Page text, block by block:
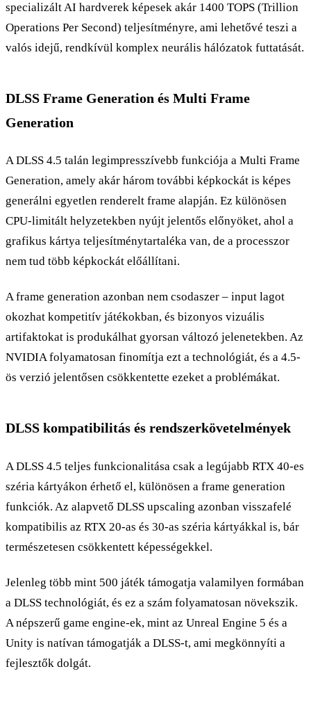
specializált AI hardverek képesek akár 1400 TOPS (Trillion
Operations Per Second) teljesítményre, ami lehetővé teszi a
valós idejű, rendkívül komplex neurális hálózatok futtatását.
DLSS Frame Generation és Multi Frame
Generation
A DLSS 4.5 talán legimpresszívebb funkciója a Multi Frame
Generation, amely akár három további képkockát is képes
generálni egyetlen renderelt frame alapján. Ez különösen
CPU-limitált helyzetekben nyújt jelentős előnyöket, ahol a
grafikus kártya teljesítménytartaléka van, de a processzor
nem tud több képkockát előállítani.
A frame generation azonban nem csodaszer – input lagot
okozhat kompetitív játékokban, és bizonyos vizuális
artifaktokat is produkálhat gyorsan változó jelenetekben. Az
NVIDIA folyamatosan finomítja ezt a technológiát, és a 4.5-
ös verzió jelentősen csökkentette ezeket a problémákat.
DLSS kompatibilitás és rendszerkövetelmények
A DLSS 4.5 teljes funkcionalitása csak a legújabb RTX 40-es
széria kártyákon érhető el, különösen a frame generation
funkciók. Az alapvető DLSS upscaling azonban visszafelé
kompatibilis az RTX 20-as és 30-as széria kártyákkal is, bár
természetesen csökkentett képességekkel.
Jelenleg több mint 500 játék támogatja valamilyen formában
a DLSS technológiát, és ez a szám folyamatosan növekszik.
A népszerű game engine-ek, mint az Unreal Engine 5 és a
Unity is natívan támogatják a DLSS-t, ami megkönnyíti a
fejlesztők dolgát.